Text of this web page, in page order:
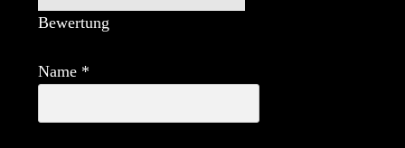
Bewertung
Name *